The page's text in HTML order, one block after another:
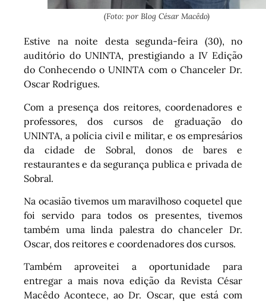
(Foto: por Blog César Macêdo)
Estive na noite desta segunda-feira (30), no
auditório do UNINTA, prestigiando a IV Edição
do Conhecendo o UNINTA com o Chanceler Dr.
Oscar Rodrigues.
Com a presença dos reitores, coordenadores e
professores, dos cursos de graduação do
UNINTA, a polícia civil e militar, e os empresários
da cidade de Sobral, donos de bares e
restaurantes e da segurança publica e privada de
Sobral.
Na ocasião tivemos um maravilhoso coquetel que
foi servido para todos os presentes, tivemos
também uma linda palestra do chanceler Dr.
Oscar, dos reitores e coordenadores dos cursos.
Também aproveitei a oportunidade para
entregar a mais nova edição da Revista César
Macêdo Acontece, ao Dr. Oscar, que está com